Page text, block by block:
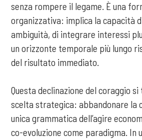
senza rompere il legame. È una
organizzativa: implica la capacità
ambiguità, di integrare interessi
un orizzonte temporale più lungo
del risultato immediato.
Questa declinazione del coraggio si
scelta strategica: abbandonare la
unica grammatica dell’agire
co-evoluzione come paradigma. In